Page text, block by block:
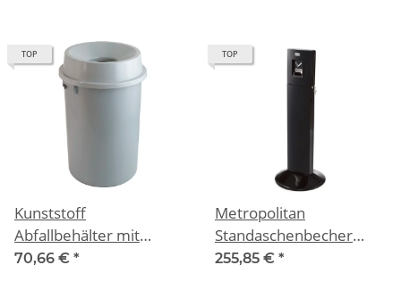
TOP
Kunststoff
Abfallbehälter mit
offenem Oberteil, 90
70,66 € *
TOP
Metropolitan
Standaschenbecher
Rubbermaid, schwarz
255,85 € *